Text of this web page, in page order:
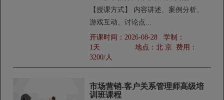
【授课方式】 内容讲述、案例分析、
游戏互动、讨论点...
开课时间： 2026-08-28学制：
1天
地点： 北 京费用：
3200/人
市场营销-客户关系管理师高级培
训班课程